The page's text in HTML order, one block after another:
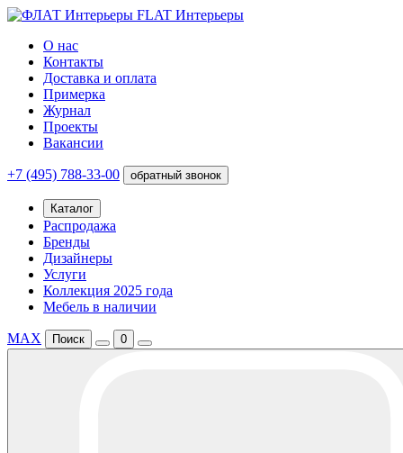
FLAT Интерьеры
О нас
Контакты
Доставка и оплата
Примерка
Журнал
Проекты
Вакансии
+7 (495) 788-33-00 обратный звонок
Каталог
Распродажа
Бренды
Дизайнеры
Услуги
Коллекция 2025 года
Мебель в наличии
MAX Поиск 0